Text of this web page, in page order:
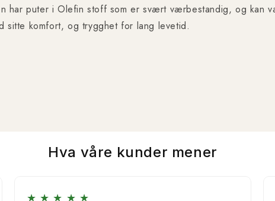
puter i Olefin stoff som er svært værbestandig, og kan
sitte komfort, og trygghet for lang levetid.
Hva våre kunder mener
★ ★ ★ ★ ★